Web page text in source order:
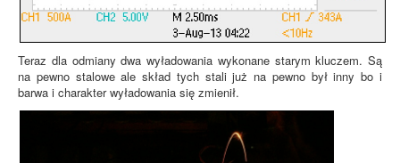
Teraz dla odmiany dwa wyładowania wykonane starym kluczem. Są
na pewno stalowe ale skład tych stali już na pewno był inny bo i
barwa i charakter wyładowania się zmienił.